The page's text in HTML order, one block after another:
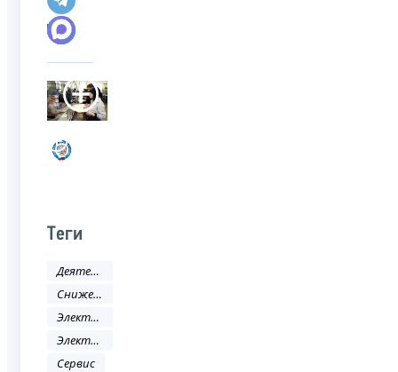
Теги
Деятельность ФНС
Снижение административных барьеров
Электронные услуги
Электронные сервисы
Сервис